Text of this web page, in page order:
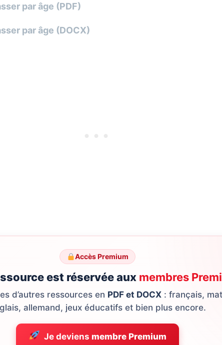
par âge (PDF)
par âge (DOCX)
Accès Premium
est réservée aux membres
d’autres ressources en PDF et DOCX: français,
allemand, jeux éducatifs et bien plus encore.
Je deviens membre Premium